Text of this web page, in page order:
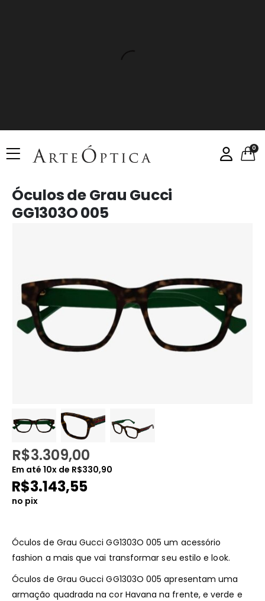
0
Óculos de Grau Gucci
GG1303O 005
R$3.309,00
Em até 10x de R$330,90
R$3.143,55
no pix
Óculos de Grau Gucci GG1303O 005 um acessório
fashion a mais que vai transformar seu estilo e look.
Óculos de Grau Gucci GG1303O 005 apresentam uma
armação quadrada na cor Havana na frente, e verde e